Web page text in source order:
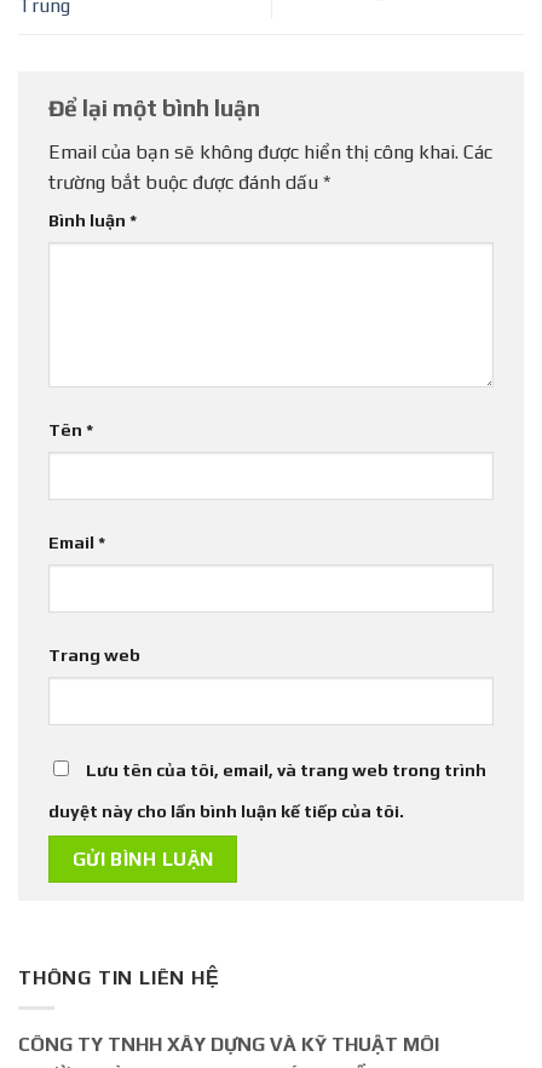
Trung
Để lại một bình luận
Email của bạn sẽ không được hiển thị công khai. Các
trường bắt buộc được đánh dấu *
Bình luận *
Tên *
Email *
Trang web
Lưu tên của tôi, email, và trang web trong trình
duyệt này cho lần bình luận kế tiếp của tôi.
THÔNG TIN LIÊN HỆ
CÔNG TY TNHH XÂY DỰNG VÀ KỸ THUẬT MÔI